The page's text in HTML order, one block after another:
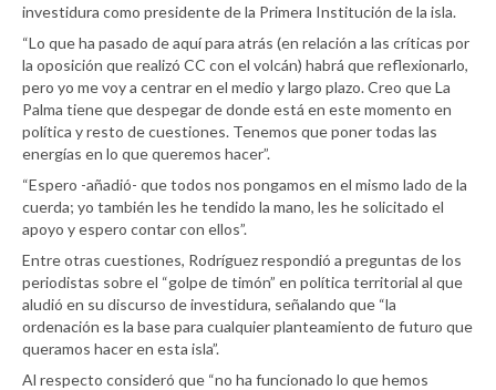
investidura como presidente de la Primera Institución de la isla.
“Lo que ha pasado de aquí para atrás (en relación a las críticas por
la oposición que realizó CC con el volcán) habrá que reflexionarlo,
pero yo me voy a centrar en el medio y largo plazo. Creo que La
Palma tiene que despegar de donde está en este momento en
política y resto de cuestiones. Tenemos que poner todas las
energías en lo que queremos hacer”.
“Espero -añadió- que todos nos pongamos en el mismo lado de la
cuerda; yo también les he tendido la mano, les he solicitado el
apoyo y espero contar con ellos”.
Entre otras cuestiones, Rodríguez respondió a preguntas de los
periodistas sobre el “golpe de timón” en política territorial al que
aludió en su discurso de investidura, señalando que “la
ordenación es la base para cualquier planteamiento de futuro que
queramos hacer en esta isla”.
Al respecto consideró que “no ha funcionado lo que hemos